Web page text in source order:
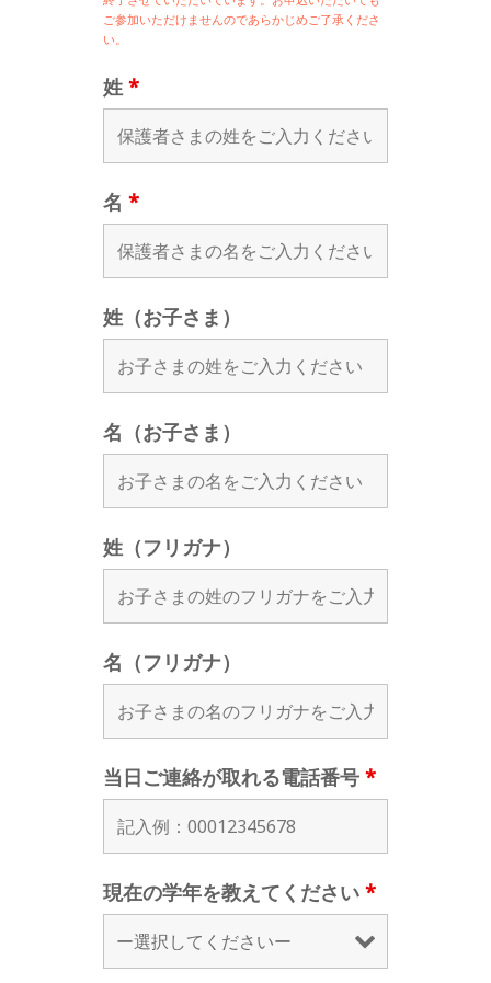
ご参加いただけませんのであらかじめご了承くださ
い。
姓 *
名 *
姓（お子さま）
名（お子さま）
姓（フリガナ）
名（フリガナ）
当日ご連絡が取れる電話番号 *
現在の学年を教えてください *